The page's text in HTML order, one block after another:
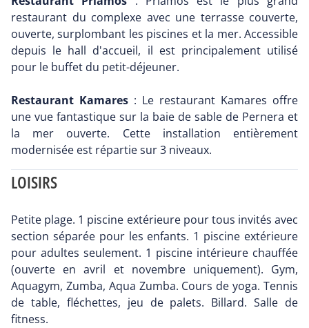
restaurant du complexe avec une terrasse couverte,
ouverte, surplombant les piscines et la mer. Accessible
depuis le hall d'accueil, il est principalement utilisé
pour le buffet du petit-déjeuner.
Restaurant Kamares : Le restaurant Kamares offre
une vue fantastique sur la baie de sable de Pernera et
la mer ouverte. Cette installation entièrement
modernisée est répartie sur 3 niveaux.
LOISIRS
Petite plage. 1 piscine extérieure pour tous invités avec
section séparée pour les enfants. 1 piscine extérieure
pour adultes seulement. 1 piscine intérieure chauffée
(ouverte en avril et novembre uniquement). Gym,
Aquagym, Zumba, Aqua Zumba. Cours de yoga. Tennis
de table, fléchettes, jeu de palets. Billard. Salle de
fitness.